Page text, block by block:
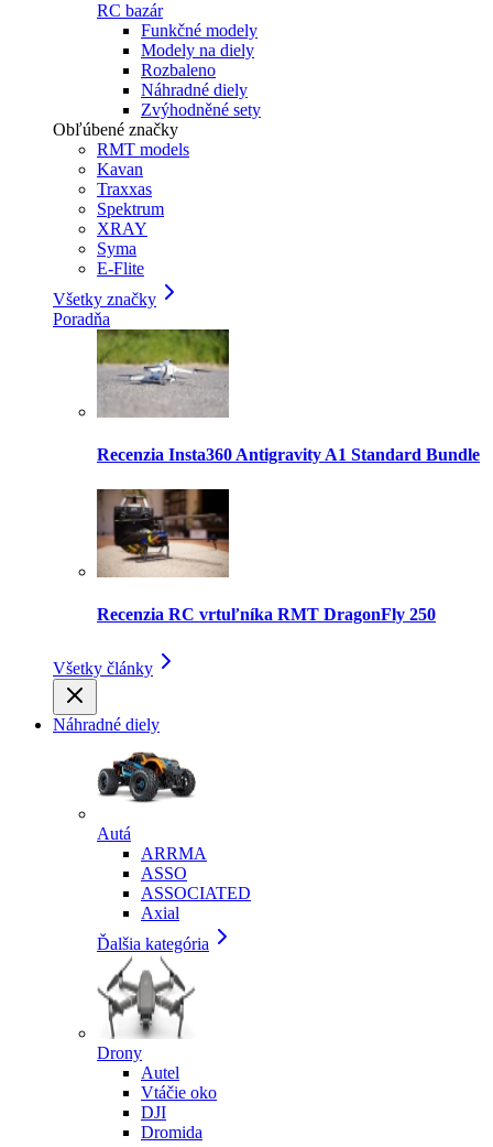
RC bazár
Funkčné modely
Modely na diely
Rozbaleno
Náhradné diely
Zvýhodněné sety
Obľúbené značky
RMT models
Kavan
Traxxas
Spektrum
XRAY
Syma
E-Flite
Všetky značky
Poradňa
Recenzia Insta360 Antigravity A1 Standard Bundle
Recenzia RC vrtuľníka RMT DragonFly 250
Všetky články
Náhradné diely
Autá
ARRMA
ASSO
ASSOCIATED
Axial
Ďalšia kategória
Drony
Autel
Vtáčie oko
DJI
Dromida